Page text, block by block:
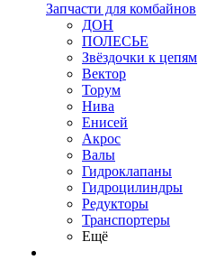
Запчасти для комбайнов
ДОН
ПОЛЕСЬЕ
Звёздочки к цепям
Вектор
Торум
Нива
Енисей
Акрос
Валы
Гидроклапаны
Гидроцилиндры
Редукторы
Транспортеры
Ещё